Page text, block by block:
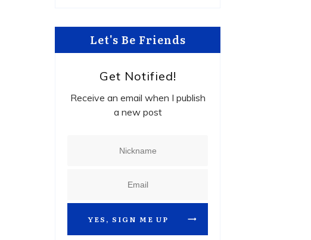
Let's Be Friends
Get Notified!
Receive an email when I publish
a new post
YES, SIGN ME UP